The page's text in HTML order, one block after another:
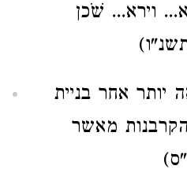
וירא... שֹׁכן
אחר בניית
מאשר